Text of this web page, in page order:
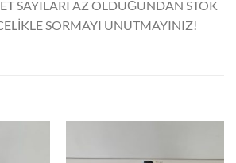
SAYILARI AZ OLDUĞUNDAN STOK
SORMAYI UNUTMAYINIZ!